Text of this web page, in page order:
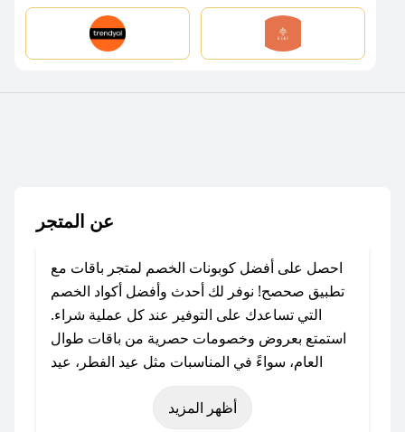
عن المتجر
احصل على أفضل كوبونات الخصم لمتجر باقات مع
تطبيق صحصح! نوفر لك أحدث وأفضل أكواد الخصم
التي تساعدك على التوفير عند كل عملية شراء.
استمتع بعروض وخصومات حصرية من باقات طوال
العام، سواءً في المناسبات مثل عيد الفطر، عيد
الأضحى، الجمعة البيضاء (شهر نوفمبر)، رمضان،
اليوم الوطني، يوم التأسيس، أو حتى عروض خاصة
أظهر المزيد